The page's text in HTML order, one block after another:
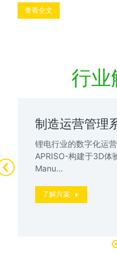
查看全文
行业
制造运营管理
锂电行业的数字化运
APRISO-构建于3D体
Manu…
了解方案